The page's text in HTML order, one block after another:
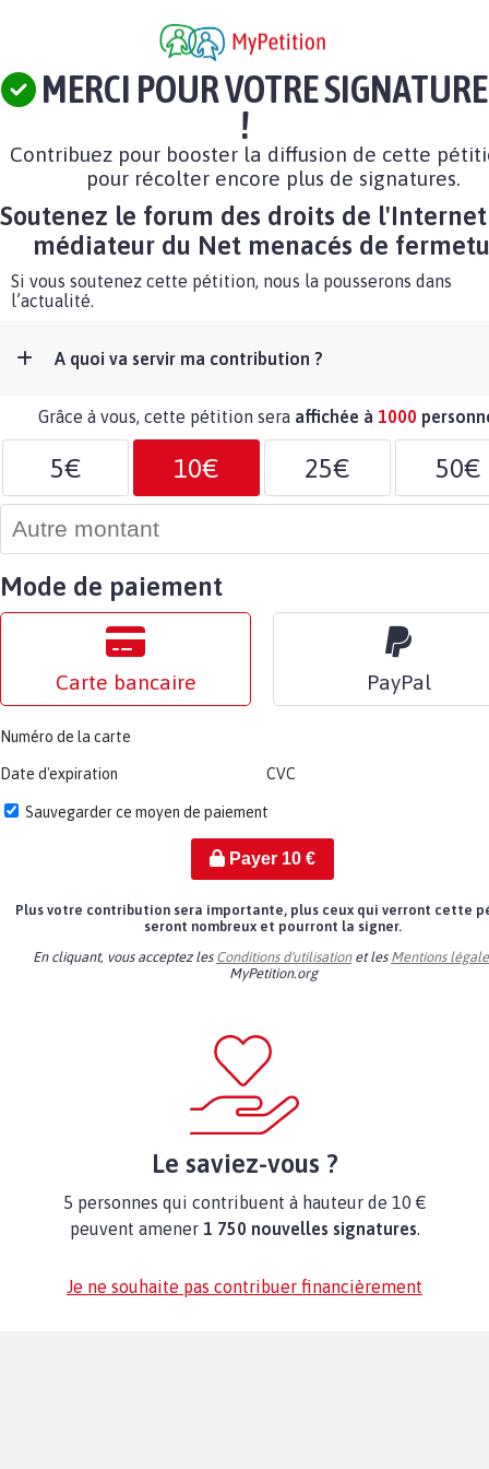
MERCI POUR VOTRE SIGNATURE
!
Contribuez pour booster la diffusion de cette
pour récolter encore plus de signatures.
Soutenez le forum des droits de
médiateur du Net menacés de
Si vous soutenez cette pétition, nous la pousserons dans
l’actualité.
A quoi va servir ma contribution ?
Grâce à vous, cette pétition sera affichée à 1000
5€ 10€ 25€ 50€
Mode de paiement
Carte bancaire PayPal
Numéro de la carte
Date d'expiration CVC
Sauvegarder ce moyen de paiement
Payer 10€
Plus votre contribution sera importante, plus ceux qui verront cette
seront nombreux et pourront la signer.
En cliquant, vous acceptez les Conditions d'utilisationet les Mentions
MyPetition.org
Le saviez-vous ?
5 personnes qui contribuent à hauteur de 10 €
peuvent amener 1 750 nouvelles signatures.
Je ne souhaite pas contribuer financièrement